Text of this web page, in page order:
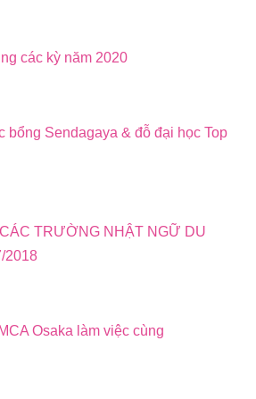
các kỳ năm 2020
bổng Sendagaya & đỗ đại học Top
TRƯỜNG NHẬT NGỮ DU
2018
Osaka làm việc cùng